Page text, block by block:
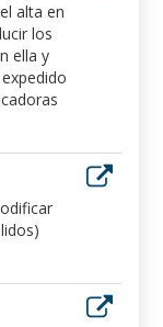
alta en
los
ella y